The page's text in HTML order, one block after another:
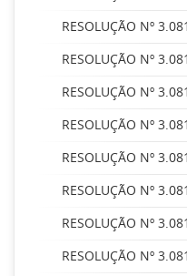
RESOLUÇÃO Nº
RESOLUÇÃO Nº
RESOLUÇÃO Nº
RESOLUÇÃO Nº
RESOLUÇÃO Nº
RESOLUÇÃO Nº
RESOLUÇÃO Nº
RESOLUÇÃO Nº